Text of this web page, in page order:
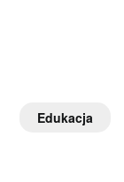
Edukacja